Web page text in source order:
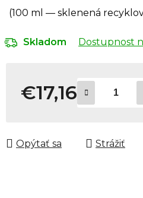
(100 ml — sklenená
Skladom Dostupnost
€17,16
Opýtať sa Strážiť